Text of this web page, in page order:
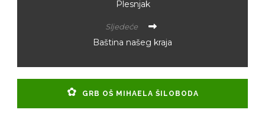
Plesnjak
Sljedeće
Baština našeg kraja
GRB OŠ MIHAELA ŠILOBODA